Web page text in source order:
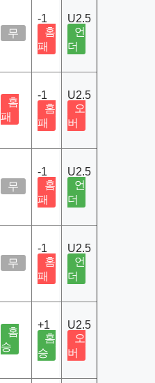
무
-1
홈
패
U2.5
언
더
홈
패
-1
홈
패
U2.5
오
버
무
-1
홈
패
U2.5
언
더
무
-1
홈
패
U2.5
언
더
홈
승
+1
홈
승
U2.5
오
버